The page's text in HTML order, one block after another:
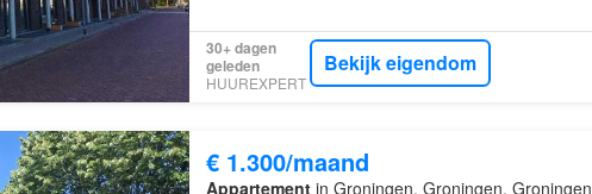
30+ dagen
geleden
HUUREXPERT
Bekijk eigendom
€ 1.300/maand
Appartementin Groningen, Groningen, Groningen